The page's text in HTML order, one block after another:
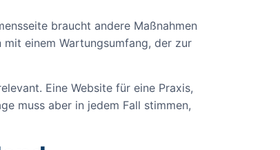
braucht andere Maßnahmen
einem Wartungsumfang, der zur
Eine Website für eine Praxis,
muss aber in jedem Fall stimmen,